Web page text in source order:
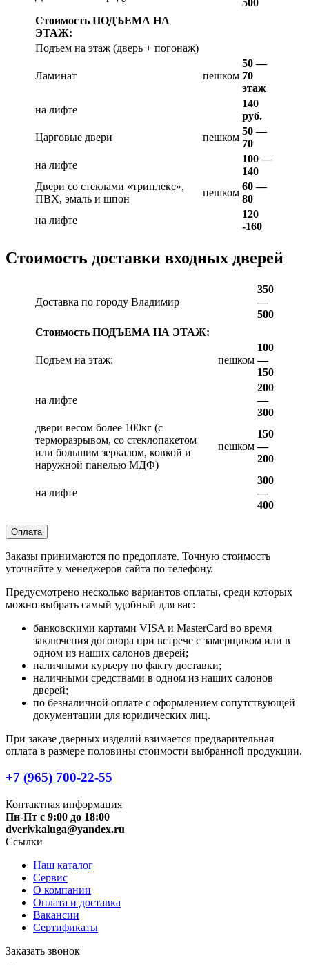
Стоимость ПОДЪЕМА НА
ЭТАЖ:
Подъем на этаж (дверь + погонаж)
Ламинат пешком
50 —
70
этаж
на лифте
140
руб.
Царговые двери
пешком
50 —
70
на лифте
100 —
140
Двери со стеклами «триплекс»,
ПВХ, эмаль и шпон
пешком
60 —
80
на лифте
120
-160
Стоимость доставки входных дверей
Доставка по городу Владимир
350
—
500
Стоимость ПОДЪЕМА НА ЭТАЖ:
Подъем на этаж: пешком
100
—
150
на лифте
200
—
300
двери весом более 100кг (с
терморазрывом, со стеклопакетом
или большим зеркалом, ковкой и
наружной панелью МДФ)
пешком
150
—
200
на лифте
300
—
400
Оплата
Заказы принимаются по предоплате. Точную стоимость
уточняйте у менеджеров сайта по телефону.
Предусмотрено несколько вариантов оплаты, среди которых
можно выбрать самый удобный для вас:
банковскими картами VISA и MasterCard во время
заключения договора при встрече с замерщиком или в
одном из наших салонов дверей;
наличными курьеру по факту доставки;
наличными средствами в одном из наших салонов
дверей;
по безналичной оплате с оформлением сопутствующей
документации для юридических лиц.
При заказе дверных изделий взимается предварительная
оплата в размере половины стоимости выбранной продукции.
+7 (965) 700-22-55
Контактная информация
Пн-Пт с 9:00 до 18:00
dverivkaluga@yandex.ru
Ссылки
Наш каталог
Сервис
О компании
Оплата и доставка
Вакансии
Сертификаты
Заказать звонок